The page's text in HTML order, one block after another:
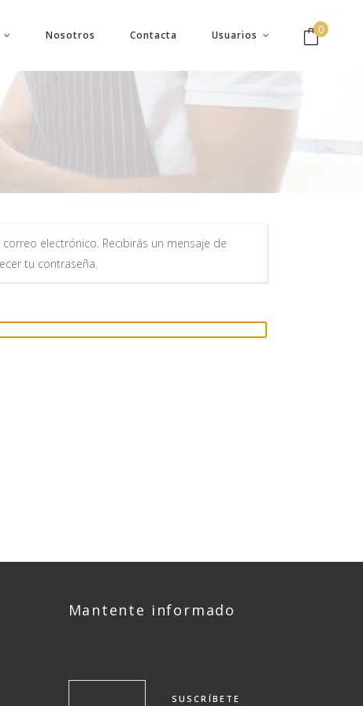
Nosotros Contacta Usuarios 0
electrónico. Recibirás un mensaje de
tu contraseña.
Mantente informado